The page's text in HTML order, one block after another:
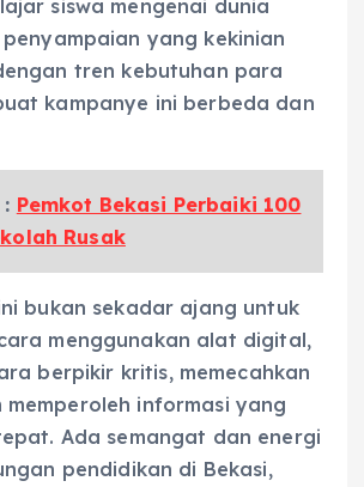
siswa mengenai dunia
yang kekinian
tren kebutuhan para
kampanye ini berbeda dan
Pemkot Bekasi Perbaiki 100
Rusak
bukan sekadar ajang untuk
menggunakan alat digital,
berpikir kritis, memecahkan
memperoleh informasi yang
Ada semangat dan energi
pendidikan di Bekasi,